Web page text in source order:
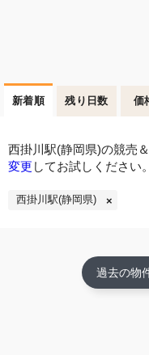
新着順 残り日数 価
西掛川駅(静岡県)の競売
変更 してお試しください。
西掛川駅(静岡県)
過去の物